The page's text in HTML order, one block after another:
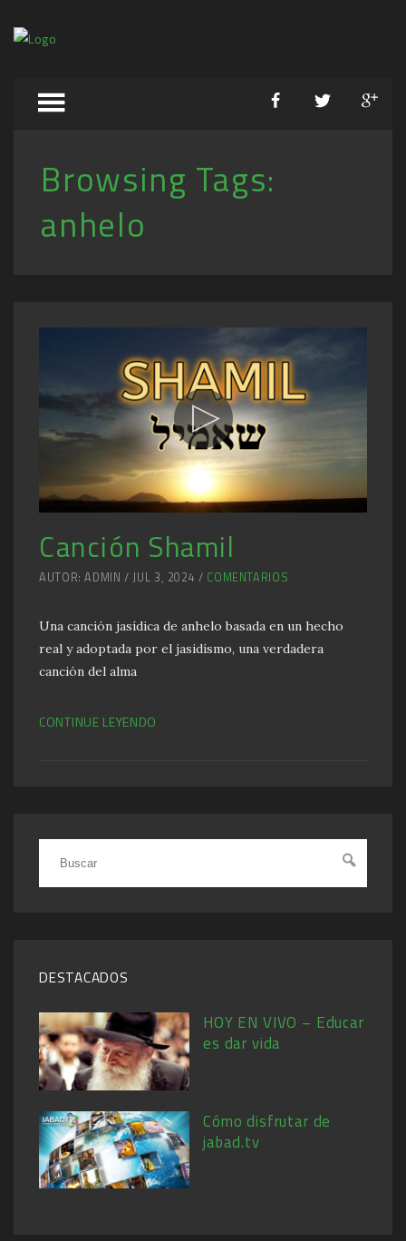
Browsing Tags:
anhelo
Canción Shamil
AUTOR: ADMIN / JUL 3, 2024 / COMENTARIOS
Una canción jasídica de anhelo basada en un hecho
real y adoptada por el jasidísmo, una verdadera
canción del alma
CONTINUE LEYENDO
DESTACADOS
HOY EN VIVO – Educar
es dar vida
Cómo disfrutar de
jabad.tv